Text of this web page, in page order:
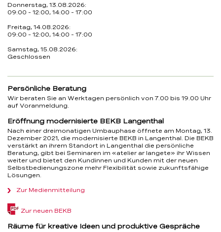
Donnerstag, 13.08.2026:
09:00 - 12:00, 14:00 - 17:00
Freitag, 14.08.2026:
09:00 - 12:00, 14:00 - 17:00
Samstag, 15.08.2026:
Geschlossen
Persönliche Beratung
Wir beraten Sie an Werktagen persönlich von 7.00 bis 19.00 Uhr
auf Voranmeldung.
Eröffnung modernisierte BEKB Langenthal
Nach einer dreimonatigen Umbauphase öffnete am Montag, 13.
Dezember 2021, die modernisierte BEKB in Langenthal. Die BEKB
verstärkt an ihrem Standort in Langenthal die persönliche
Beratung, gibt bei Seminaren im «atelier ar langete» ihr Wissen
weiter und bietet den Kundinnen und Kunden mit der neuen
Selbstbedienungszone mehr Flexibilität sowie zukunftsfähige
Lösungen.
Zur Medienmitteilung
Zur neuen BEKB
Räume für kreative Ideen und produktive Gespräche